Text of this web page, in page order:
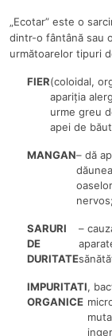
„Ecotar” este o
dintr-o fântână sau
următoarelor tipuri
FIER(coloidal,
apariția
urme greu
apei de
MANGAN– dă
nervos;
SARURI
DE
DURITATE
–
IMPURITATI
ORGANICE
,